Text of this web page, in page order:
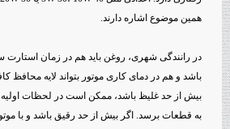
همین موضوع اشاره دارند.
در رانندگی شهری، روغن باید هم در زمان استارت
باشد و هم در دمای کاری موتور بتواند لایه محافظ
بیش از حد غلیظ باشد، ممکن است در لحظات
به قطعات برسد. اگر بیش از حد رقیق باشد و با